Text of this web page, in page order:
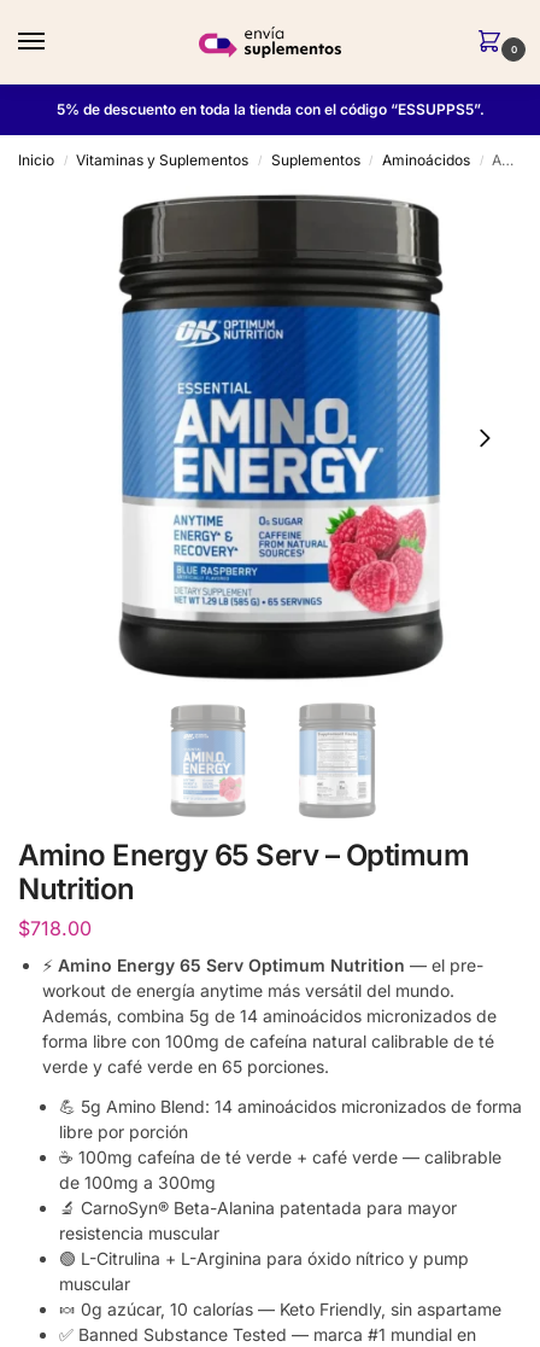
0
5% de descuento en toda la tienda con el código “ESSUPPS5”.
Inicio / Vitaminas y Suplementos / Suplementos / Aminoácidos / Amino Energy 65 Serv – Optimum Nutrition
Amino Energy 65 Serv – Optimum
Nutrition
$718.00
⚡ Amino Energy 65 Serv Optimum Nutrition — el pre-
workout de energía anytime más versátil del mundo.
Además, combina 5g de 14 aminoácidos micronizados de
forma libre con 100mg de cafeína natural calibrable de té
verde y café verde en 65 porciones.
💪 5g Amino Blend: 14 aminoácidos micronizados de forma
libre por porción
☕ 100mg cafeína de té verde + café verde — calibrable
de 100mg a 300mg
🔬 CarnoSyn® Beta-Alanina patentada para mayor
resistencia muscular
🟢 L-Citrulina + L-Arginina para óxido nítrico y pump
muscular
🍬 0g azúcar, 10 calorías — Keto Friendly, sin aspartame
✅ Banned Substance Tested — marca #1 mundial en